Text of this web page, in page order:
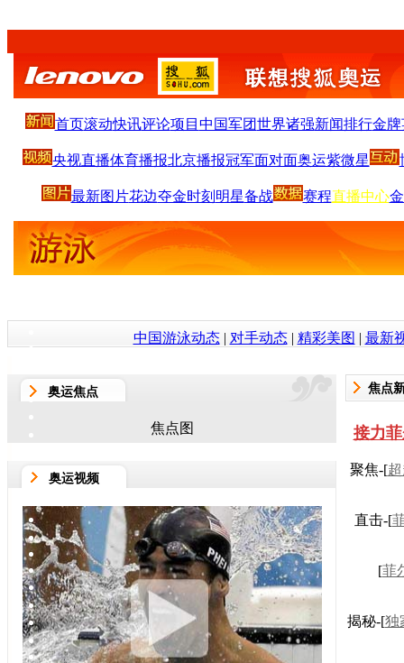
首页滚动快讯评论项目 中国军团世界诸强新闻排行金牌
央视直播体育播报北京播报冠军面对面奥运紫微星
最新图片花边夺金时刻 明星备战 赛程直播中心
中国游泳动态| 对手动态| 精彩美图 | 最新
奥运焦点
焦点图
奥运视频
焦点
接力
聚焦-[
直击-[
[菲
揭秘-[独